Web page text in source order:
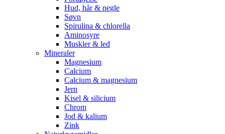
Hud, hår & negle
Søvn
Spirulina & chlorella
Aminosyre
Muskler & led
Mineraler
Magnesium
Calcium
Calcium & magnesium
Jern
Kisel & silicium
Chrom
Jod & kalium
Zink